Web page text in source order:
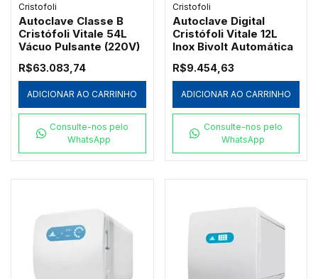
Cristofoli
Autoclave Classe B
Cristófoli Vitale 54L
Vácuo Pulsante (220V)
R$63.083,74
ADICIONAR AO CARRINHO
Consulte-nos pelo
WhatsApp
Cristofoli
Autoclave Digital
Cristófoli Vitale 12L
Inox Bivolt Automática
R$9.454,63
ADICIONAR AO CARRINHO
Consulte-nos pelo
WhatsApp